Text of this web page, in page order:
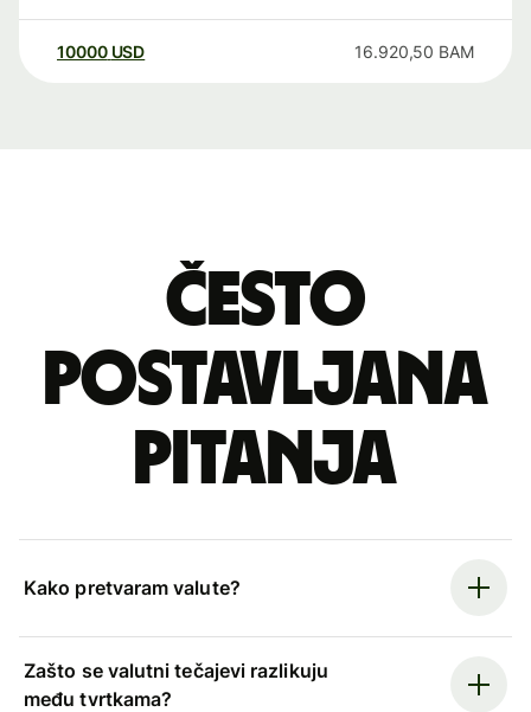
10000 USD 16.920,50 BAM
Često
postavljana
pitanja
Kako pretvaram valute?
Zašto se valutni tečajevi razlikuju
među tvrtkama?